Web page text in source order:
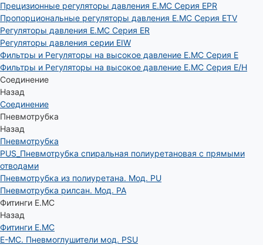
Прецизионные регуляторы давления E.MC Серия EPR
Пропорциональные регуляторы давления E.MC Серия ETV
Регуляторы давления E.MC Серия ER
Регуляторы давления серии EIW
Фильтры и Регуляторы на высокое давление E.MC Серия E
Фильтры и Регуляторы на высокое давление E.MC Серия E/H
Соединение
Назад
Соединение
Пневмотрубка
Назад
Пневмотрубка
PUS_Пневмотрубка спиральная полиуретановая с прямыми
отводами
Пневмотрубка из полиуретана. Мод. РU
Пневмотрубка рилсан. Мод. PA
Фитинги E.MC
Назад
Фитинги E.MC
E-MC. Пневмоглушители мод. PSU